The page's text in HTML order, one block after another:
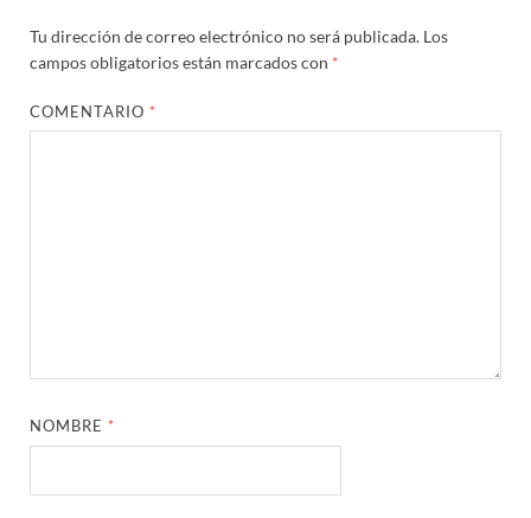
Tu dirección de correo electrónico no será publicada. Los
campos obligatorios están marcados con *
COMENTARIO *
NOMBRE *